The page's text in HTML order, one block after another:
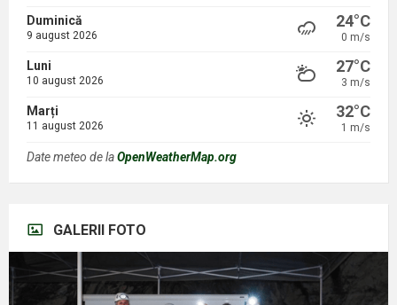
Duminică
9 august 2026
24°C
0 m/s
Luni
10 august 2026
27°C
3 m/s
Marți
11 august 2026
32°C
1 m/s
Date meteo de laOpenWeatherMap.org
GALERII FOTO